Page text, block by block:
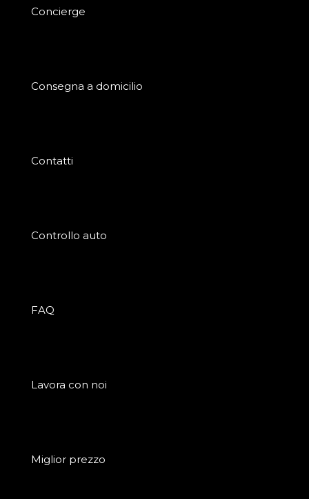
Concierge
Consegna a domicilio
Contatti
Controllo auto
FAQ
Lavora con noi
Miglior prezzo